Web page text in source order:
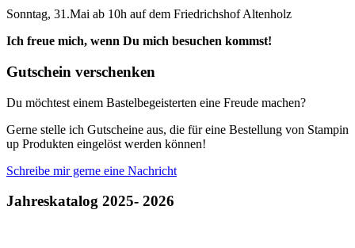
Sonntag, 31.Mai ab 10h auf dem Friedrichshof Altenholz
Ich freue mich, wenn Du mich besuchen kommst!
Gutschein verschenken
Du möchtest einem Bastelbegeisterten eine Freude machen?
Gerne stelle ich Gutscheine aus, die für eine Bestellung von Stampin
up Produkten eingelöst werden können!
Schreibe mir gerne eine Nachricht
Jahreskatalog 2025- 2026